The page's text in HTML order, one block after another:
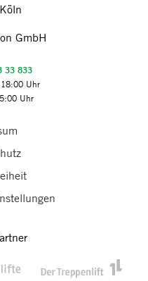
GmbH
33 833
Uhr
Uhr